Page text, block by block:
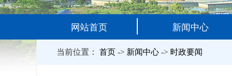
网站首页 新闻中心
当前位置： 首页 -> 新闻中心 -> 时政要闻